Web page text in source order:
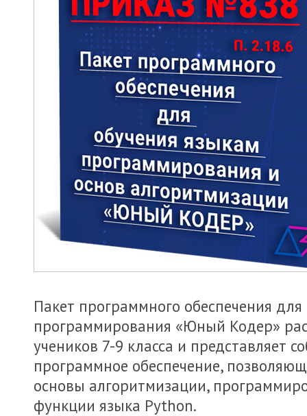
Пакет программного обеспечения
программирования «Юный Кодер»
учеников 7-9 класса и представляет
программное обеспечение,
основы алгоритмизации,
функции языка Python.